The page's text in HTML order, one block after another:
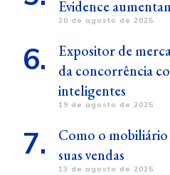
Evidence
20 de agosto de 2025
Expositor de
da concorrência
inteligentes
19 de agosto de 2025
Como o
suas vendas
13 de agosto de 2025